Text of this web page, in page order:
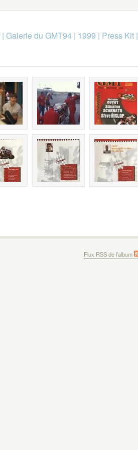
| Galerie du GMT94| 1999 | Press Kit|
Flux RSS de l’album